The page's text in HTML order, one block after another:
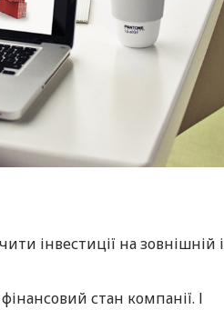
інвестиції на зовнішній і
стан компанії. І